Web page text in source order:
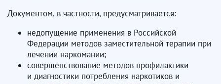
Документом, в частности, предусматривается:
недопущение применения в Российской
Федерации методов заместительной терапии при
лечении наркомании;
совершенствование методов профилактики
и диагностики потребления наркотиков и